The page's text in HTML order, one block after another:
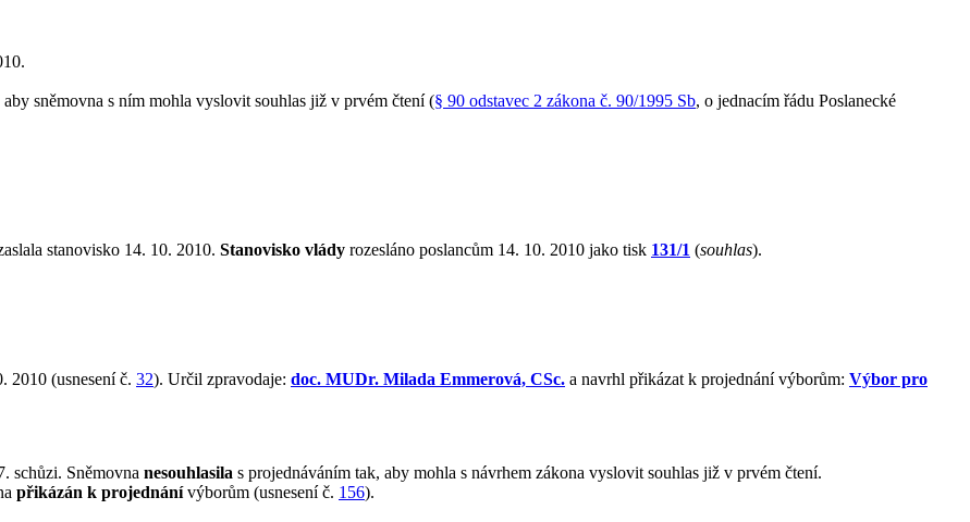
sněmovna s ním mohla vyslovit souhlas již v prvém čtení (§ 90 odstavec 2 zákona č. 90/1995 Sb, o jednacím řádu Poslanecké
stanovisko 14. 10. 2010. Stanovisko vlády rozesláno poslancům 14. 10. 2010 jako tisk 131/1 (souhlas).
2010 (usnesení č. 32). Určil zpravodaje: doc. MUDr. Milada Emmerová, CSc. a navrhl přikázat k projednání výborům: Výbor pro
schůzi. Sněmovna nesouhlasila s projednáváním tak, aby mohla s návrhem zákona vyslovit souhlas již v prvém čtení.
přikázán k projednánívýborům (usnesení č. 156).